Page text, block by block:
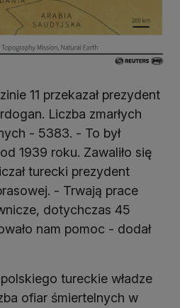
11 przekazał prezydent
Liczba zmarłych
- 5383. - To był
1939 roku. Zawaliło się
turecki prezydent
- Trwają prace
dotychczas 45
nam pomoc - dodał
tureckie władze
ofiar śmiertelnych w